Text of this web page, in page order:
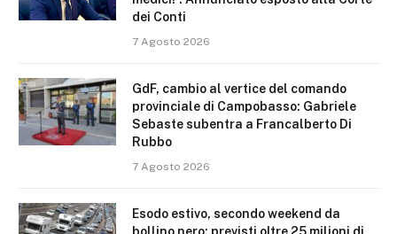
dei Conti
7 Agosto 2026
GdF, cambio al vertice del comando
provinciale di Campobasso: Gabriele
Sebaste subentra a Francalberto Di
Rubbo
7 Agosto 2026
Esodo estivo, secondo weekend da